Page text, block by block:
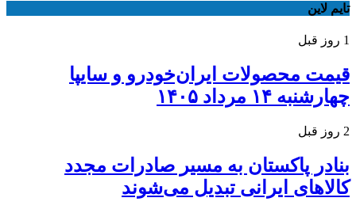
تایم لاین
1 روز قبل
قیمت محصولات ایران‌خودرو و سایپا
چهارشنبه ۱۴ مرداد ۱۴۰۵
2 روز قبل
بنادر پاکستان به مسیر صادرات مجدد
کالاهای ایرانی تبدیل می‌شوند